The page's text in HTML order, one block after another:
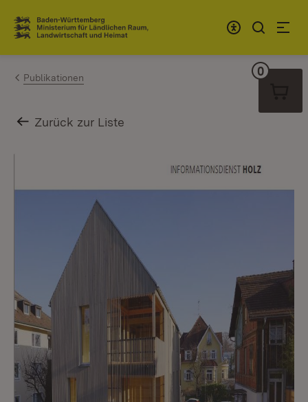
Zum Inhalt springen
Link zur Startseite
Publikationen
Zurück zur Liste
0